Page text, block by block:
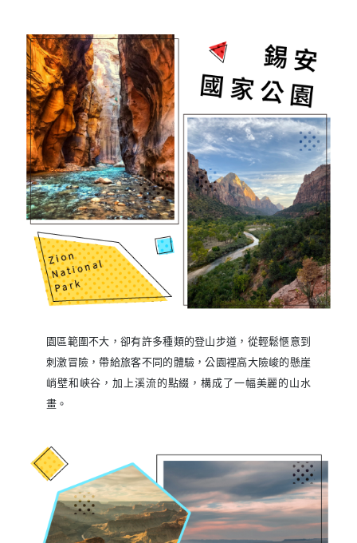
園區範圍不大，卻有許多種類的登山步道，從輕鬆愜意到
刺激冒險，帶給旅客不同的體驗，公園裡高大險峻的懸崖
峭壁和峽谷，加上溪流的點綴，構成了一幅美麗的山水
畫。